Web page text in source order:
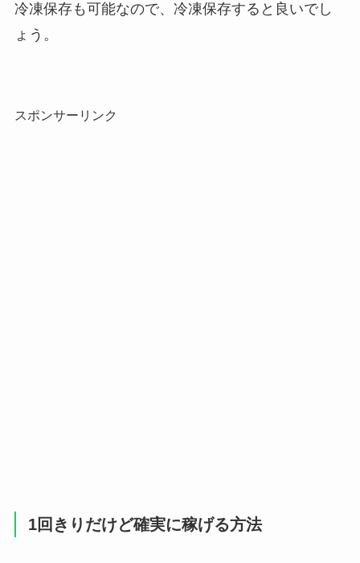
冷凍保存も可能なので、冷凍保存すると良いでし
ょう。
スポンサーリンク
1回きりだけど確実に稼げる方法